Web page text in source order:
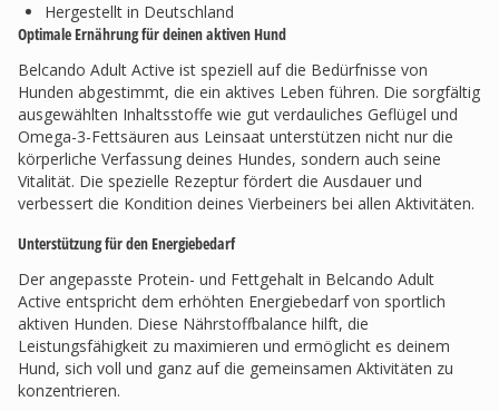
Hergestellt in Deutschland
Optimale Ernährung für deinen aktiven Hund
Belcando Adult Active ist speziell auf die Bedürfnisse von
Hunden abgestimmt, die ein aktives Leben führen. Die sorgfältig
ausgewählten Inhaltsstoffe wie gut verdauliches Geflügel und
Omega-3-Fettsäuren aus Leinsaat unterstützen nicht nur die
körperliche Verfassung deines Hundes, sondern auch seine
Vitalität. Die spezielle Rezeptur fördert die Ausdauer und
verbessert die Kondition deines Vierbeiners bei allen Aktivitäten.
Unterstützung für den Energiebedarf
Der angepasste Protein- und Fettgehalt in Belcando Adult
Active entspricht dem erhöhten Energiebedarf von sportlich
aktiven Hunden. Diese Nährstoffbalance hilft, die
Leistungsfähigkeit zu maximieren und ermöglicht es deinem
Hund, sich voll und ganz auf die gemeinsamen Aktivitäten zu
konzentrieren.